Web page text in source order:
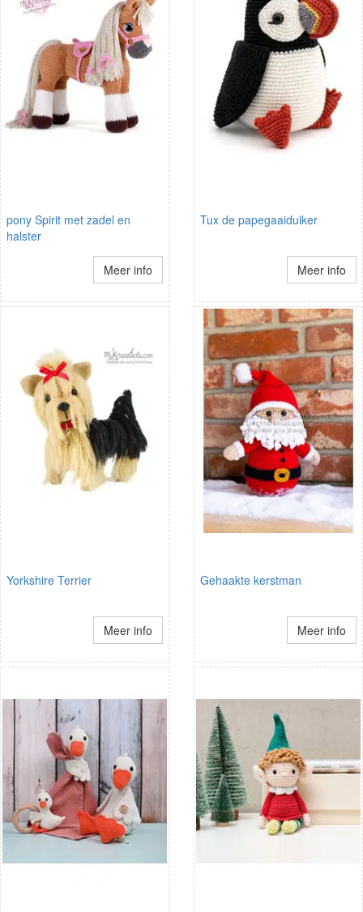
pony Spirit met zadel en
halster
Meer info
Tux de papegaaiduiker
Meer info
Yorkshire Terrier
Meer info
Gehaakte kerstman
Meer info